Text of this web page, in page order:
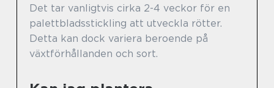
Det tar vanligtvis cirka 2-4 veckor för en
palettbladsstickling att utveckla rötter.
Detta kan dock variera beroende på
växtförhållanden och sort.